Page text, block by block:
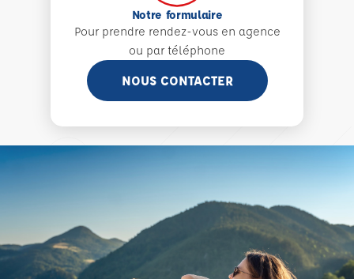
Notre formulaire
Pour prendre rendez-vous en agence
ou par téléphone
NOUS CONTACTER